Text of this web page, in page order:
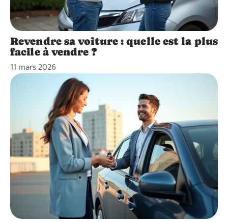
Revendre sa voiture : quelle est la plus
facile à vendre ?
11 mars 2026